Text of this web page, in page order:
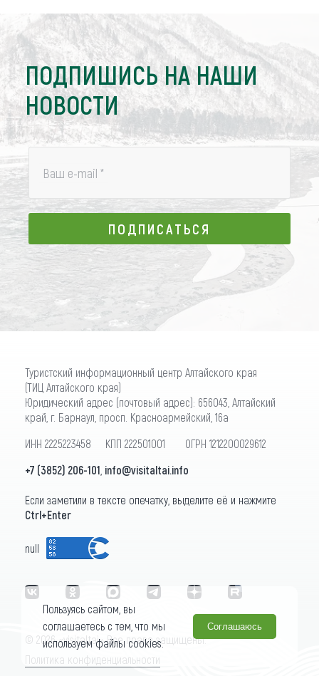
ПОДПИШИСЬ НА НАШИ
НОВОСТИ
Ваш e-mail *
ПОДПИСАТЬСЯ
ПОДПИСАТЬСЯ
Туристский информационный центр Алтайского края
(ТИЦ Алтайского края)
Юридический адрес (почтовый адрес): 656043, Алтайский
край, г. Барнаул, просп. Красноармейский, 16а
ИНН 2225223458 КПП 222501001 ОГРН 1212200029612
+7 (3852) 206-101 info@visitaltai.info
Если заметили в тексте опечатку, выделите её и нажмите
Ctrl+Enter
null
© 2026 «visitaltai» Все права защищены.
Политика конфиденциальности
Пользуясь сайтом, вы
соглашаетесь с тем, что мы
используем файлы cookies.
Соглашаюсь